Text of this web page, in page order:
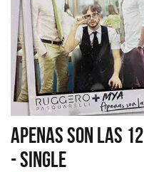
APENAS SON LAS 12
- SINGLE